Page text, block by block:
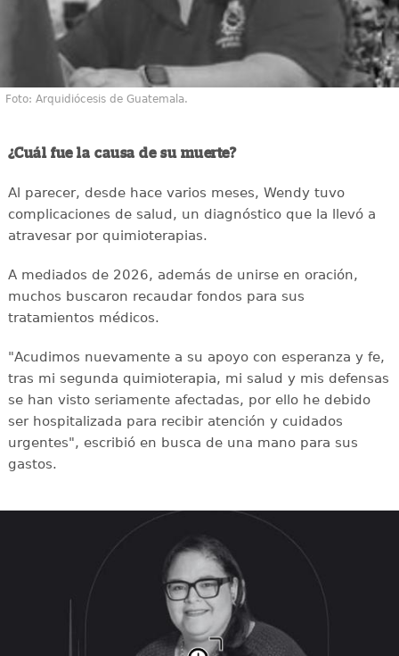
Foto: Arquidiócesis de Guatemala.
¿Cuál fue la causa de su muerte?
Al parecer, desde hace varios meses, Wendy tuvo
complicaciones de salud, un diagnóstico que la llevó a
atravesar por quimioterapias.
A mediados de 2026, además de unirse en oración,
muchos buscaron recaudar fondos para sus
tratamientos médicos.
"Acudimos nuevamente a su apoyo con esperanza y fe,
tras mi segunda quimioterapia, mi salud y mis defensas
se han visto seriamente afectadas, por ello he debido
ser hospitalizada para recibir atención y cuidados
urgentes", escribió en busca de una mano para sus
gastos.